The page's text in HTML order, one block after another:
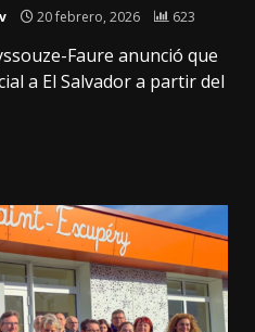
20 febrero, 2026 623
Faure anunció que
a El Salvador a partir del